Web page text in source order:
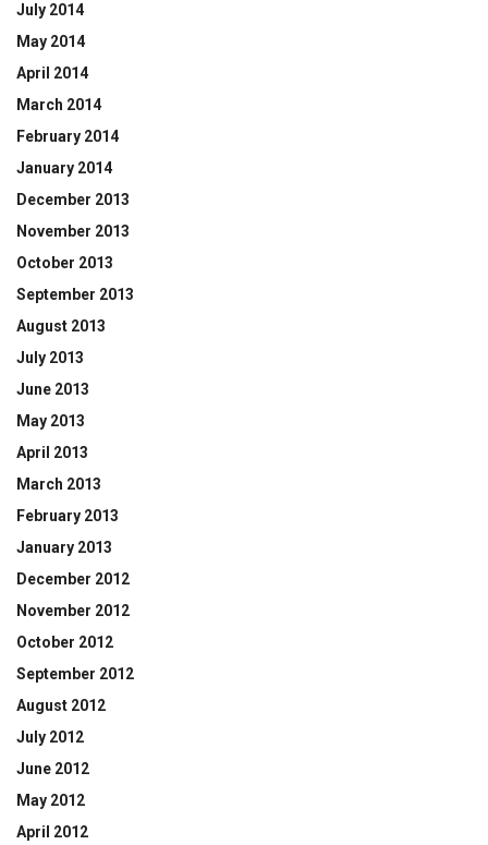
July 2014
May 2014
April 2014
March 2014
February 2014
January 2014
December 2013
November 2013
October 2013
September 2013
August 2013
July 2013
June 2013
May 2013
April 2013
March 2013
February 2013
January 2013
December 2012
November 2012
October 2012
September 2012
August 2012
July 2012
June 2012
May 2012
April 2012